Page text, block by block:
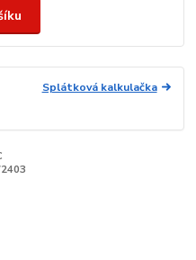
Splátková kalkulačka